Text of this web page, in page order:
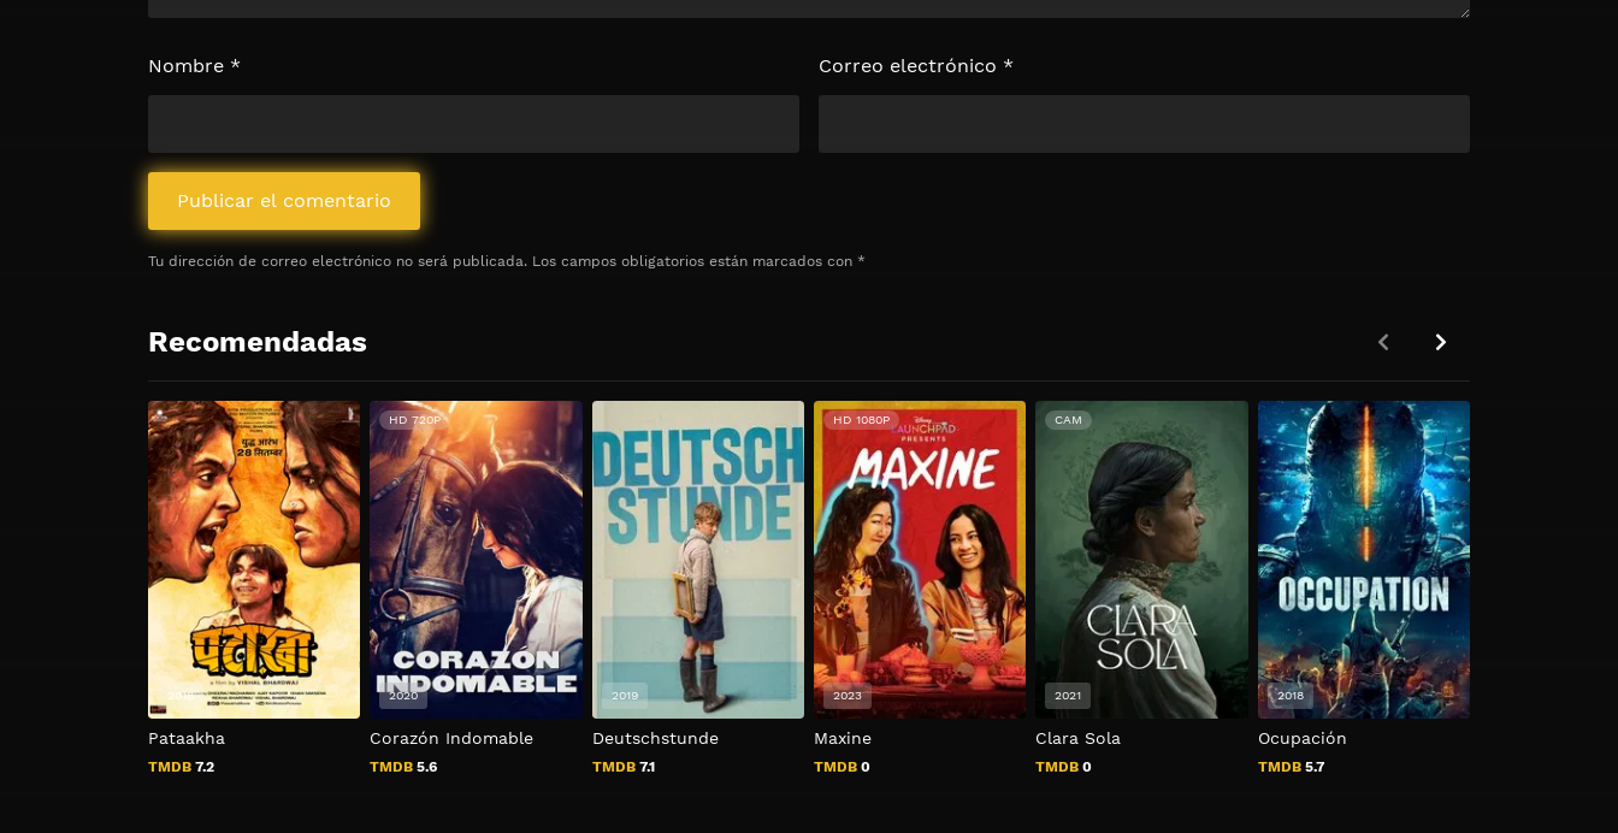
Tu dirección de correo electrónico no será publicada. Los campos obligatorios están marcados con *
Nombre * Correo electrónico *
Recomendadas
Pataakha
TMDB 7.2
2018
Corazón Indomable
TMDB 5.6
HD 720P
2020
Deutschstunde
TMDB7.1
2019
Maxine
TMDB0
HD 1080P
2023
Clara Sola
TMDB 0
CAM
2021
Ocupación
TMDB5.7
2018